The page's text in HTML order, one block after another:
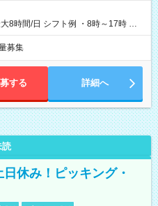
8時間/日 シフト例 ・8時～17時 ・
募集
する 詳細へ
読
休み！ピッキング・